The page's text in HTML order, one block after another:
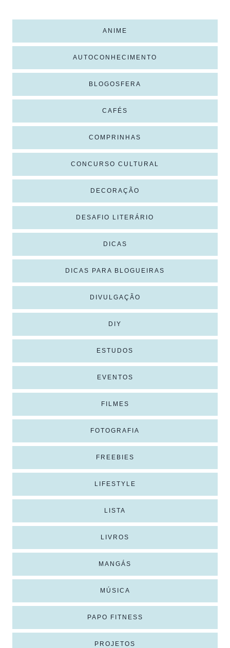
ANIME
AUTOCONHECIMENTO
BLOGOSFERA
CAFÉS
COMPRINHAS
CONCURSO CULTURAL
DECORAÇÃO
DESAFIO LITERÁRIO
DICAS
DICAS PARA BLOGUEIRAS
DIVULGAÇÃO
DIY
ESTUDOS
EVENTOS
FILMES
FOTOGRAFIA
FREEBIES
LIFESTYLE
LISTA
LIVROS
MANGÁS
MÚSICA
PAPO FITNESS
PROJETOS